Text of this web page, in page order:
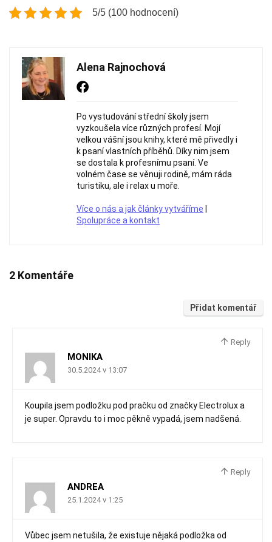
5/5 (100 hodnocení)
Alena Rajnochová
Po vystudování střední školy jsem
vyzkoušela více různých profesí. Mojí
velkou vášní jsou knihy, které mě přivedly i
k psaní vlastních příběhů. Díky nim jsem
se dostala k profesnímu psaní. Ve
volném čase se věnuji rodině, mám ráda
turistiku, ale i relax u moře.
Více o nás a jak články vytváříme
Spolupráce a kontakt
2 Komentáře
Přidat komentář
Reply
MONIKA
30.5.2024 v 13:07
Koupila jsem podložku pod pračku od značky Electrolux a
je super. Opravdu to i moc pěkně vypadá, jsem nadšená.
Reply
ANDREA
25.1.2024 v 1:25
Vůbec jsem netušila, že existuje nějaká podložka od